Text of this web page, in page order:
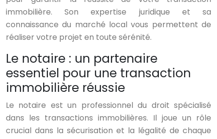
immobilière. Son expertise juridique et sa
connaissance du marché local vous permettent de
réaliser votre projet en toute sérénité.
Le notaire : un partenaire
essentiel pour une transaction
immobilière réussie
Le notaire est un professionnel du droit spécialisé
dans les transactions immobilières. Il joue un rôle
crucial dans la sécurisation et la légalité de chaque